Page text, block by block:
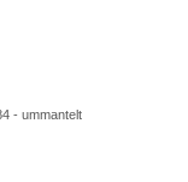
- ummantelt